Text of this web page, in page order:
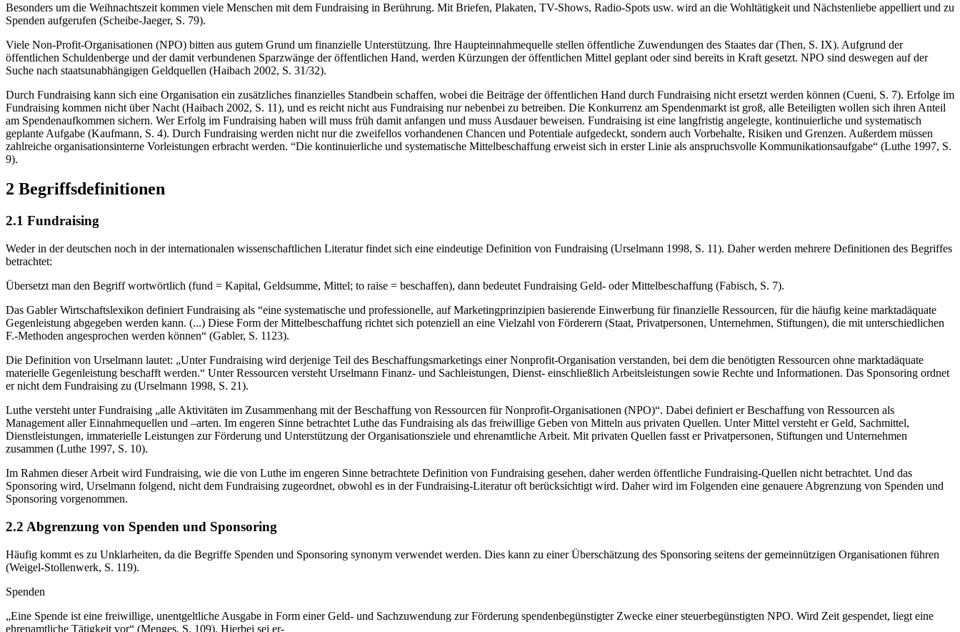
Besonders um die Weihnachtszeit kommen viele Menschen mit dem Fundraising in Berührung. Mit Briefen, Plakaten, TV-Shows, Radio-Spots usw. wird an die Wohltätigkeit und Nächstenliebe appelliert und zu
Spenden aufgerufen (Scheibe-Jaeger, S. 79).
Viele Non-Profit-Organisationen (NPO) bitten aus gutem Grund um finanzielle Unterstützung. Ihre Haupteinnahmequelle stellen öffentliche Zuwendungen des Staates dar (Then, S. IX). Aufgrund der
öffentlichen Schuldenberge und der damit verbundenen Sparzwänge der öffentlichen Hand, werden Kürzungen der öffentlichen Mittel geplant oder sind bereits in Kraft gesetzt. NPO sind deswegen auf der
Suche nach staatsunabhängigen Geldquellen (Haibach 2002, S. 31/32).
Durch Fundraising kann sich eine Organisation ein zusätzliches finanzielles Standbein schaffen, wobei die Beiträge der öffentlichen Hand durch Fundraising nicht ersetzt werden können (Cueni, S. 7). Erfolge im
Fundraising kommen nicht über Nacht (Haibach 2002, S. 11), und es reicht nicht aus Fundraising nur nebenbei zu betreiben. Die Konkurrenz am Spendenmarkt ist groß, alle Beteiligten wollen sich ihren Anteil
am Spendenaufkommen sichern. Wer Erfolg im Fundraising haben will muss früh damit anfangen und muss Ausdauer beweisen. Fundraising ist eine langfristig angelegte, kontinuierliche und systematisch
geplante Aufgabe (Kaufmann, S. 4). Durch Fundraising werden nicht nur die zweifellos vorhandenen Chancen und Potentiale aufgedeckt, sondern auch Vorbehalte, Risiken und Grenzen. Außerdem müssen
zahlreiche organisationsinterne Vorleistungen erbracht werden. “Die kontinuierliche und systematische Mittelbeschaffung erweist sich in erster Linie als anspruchsvolle Kommunikationsaufgabe“ (Luthe 1997, S.
9).
2 Begriffsdefinitionen
2.1 Fundraising
Weder in der deutschen noch in der internationalen wissenschaftlichen Literatur findet sich eine eindeutige Definition von Fundraising (Urselmann 1998, S. 11). Daher werden mehrere Definitionen des Begriffes
betrachtet:
Übersetzt man den Begriff wortwörtlich (fund = Kapital, Geldsumme, Mittel; to raise = beschaffen), dann bedeutet Fundraising Geld- oder Mittelbeschaffung (Fabisch, S. 7).
Das Gabler Wirtschaftslexikon definiert Fundraising als “eine systematische und professionelle, auf Marketingprinzipien basierende Einwerbung für finanzielle Ressourcen, für die häufig keine marktadäquate
Gegenleistung abgegeben werden kann. (...) Diese Form der Mittelbeschaffung richtet sich potenziell an eine Vielzahl von Förderern (Staat, Privatpersonen, Unternehmen, Stiftungen), die mit unterschiedlichen
F.-Methoden angesprochen werden können“ (Gabler, S. 1123).
Die Definition von Urselmann lautet: „Unter Fundraising wird derjenige Teil des Beschaffungsmarketings einer Nonprofit-Organisation verstanden, bei dem die benötigten Ressourcen ohne marktadäquate
materielle Gegenleistung beschafft werden.“ Unter Ressourcen versteht Urselmann Finanz- und Sachleistungen, Dienst- einschließlich Arbeitsleistungen sowie Rechte und Informationen. Das Sponsoring ordnet
er nicht dem Fundraising zu (Urselmann 1998, S. 21).
Luthe versteht unter Fundraising „alle Aktivitäten im Zusammenhang mit der Beschaffung von Ressourcen für Nonprofit-Organisationen (NPO)“. Dabei definiert er Beschaffung von Ressourcen als
Management aller Einnahmequellen und –arten. Im engeren Sinne betrachtet Luthe das Fundraising als das freiwillige Geben von Mitteln aus privaten Quellen. Unter Mittel versteht er Geld, Sachmittel,
Dienstleistungen, immaterielle Leistungen zur Förderung und Unterstützung der Organisationsziele und ehrenamtliche Arbeit. Mit privaten Quellen fasst er Privatpersonen, Stiftungen und Unternehmen
zusammen (Luthe 1997, S. 10).
Im Rahmen dieser Arbeit wird Fundraising, wie die von Luthe im engeren Sinne betrachtete Definition von Fundraising gesehen, daher werden öffentliche Fundraising-Quellen nicht betrachtet. Und das
Sponsoring wird, Urselmann folgend, nicht dem Fundraising zugeordnet, obwohl es in der Fundraising-Literatur oft berücksichtigt wird. Daher wird im Folgenden eine genauere Abgrenzung von Spenden und
Sponsoring vorgenommen.
2.2 Abgrenzung von Spenden und Sponsoring
Häufig kommt es zu Unklarheiten, da die Begriffe Spenden und Sponsoring synonym verwendet werden. Dies kann zu einer Überschätzung des Sponsoring seitens der gemeinnützigen Organisationen führen
(Weigel-Stollenwerk, S. 119).
Spenden
„Eine Spende ist eine freiwillige, unentgeltliche Ausgabe in Form einer Geld- und Sachzuwendung zur Förderung spendenbegünstigter Zwecke einer steuerbegünstigten NPO. Wird Zeit gespendet, liegt eine
ehrenamtliche Tätigkeit vor“ (Menges, S. 109). Hierbei sei er-